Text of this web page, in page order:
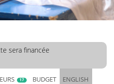
sera financée
17 BUDGET ENGLISH